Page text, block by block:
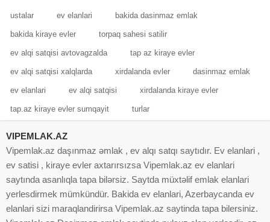
ustalar ev elanlari bakida dasinmaz emlak
bakida kiraye evler torpaq sahesi satilir
ev alqi satqisi avtovagzalda tap az kiraye evler
ev alqi satqisi xalqlarda xirdalanda evler dasinmaz emlak
ev elanlari ev alqi satqisi xirdalanda kiraye evler
tap.az kiraye evler sumqayit turlar
VIPEMLAK.AZ
Vipemlak.az daşınmaz əmlak , ev alqı satqı saytıdır. Ev elanlari ,
ev satisi , kiraye evler axtarırsızsa Vipemlak.az ev elanlari
saytında asanlıqla tapa bilərsiz. Saytda müxtəlif emlak elanlari
yerlesdirmek mümkündür. Bakida ev elanlari, Azerbaycanda ev
elanlari sizi maraqlandirirsa Vipemlak.az saytinda tapa bilersiniz.